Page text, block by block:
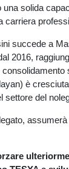
una solida
carriera
succede a
2016,
è
settore del